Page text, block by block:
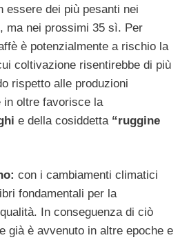
essere dei più pesanti nei
ma nei prossimi 35 sì. Per
è potenzialmente a rischio la
coltivazione risentirebbe di più
rispetto alle produzioni
in oltre favorisce la
e della cosiddetta “ruggine
con i cambiamenti climatici
fondamentali per la
In conseguenza di ciò
già è avvenuto in altre epoche e